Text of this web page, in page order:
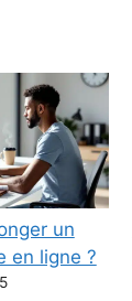
un
en ligne ?